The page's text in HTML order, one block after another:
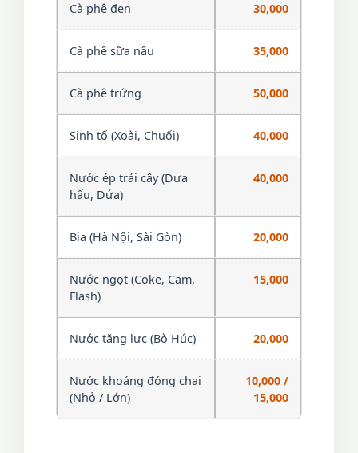
Cà phê đen 30,000
Cà phê sữa nâu 35,000
Cà phê trứng 50,000
Sinh tố (Xoài, Chuối) 40,000
Nước ép trái cây (Dưa
hấu, Dứa)
40,000
Bia (Hà Nội, Sài Gòn) 20,000
Nước ngọt (Coke, Cam,
Flash)
15,000
Nước tăng lực (Bò Húc) 20,000
Nước khoáng đóng chai
(Nhỏ / Lớn)
10,000 /
15,000